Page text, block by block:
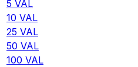
5 VAL
10 VAL
25 VAL
50 VAL
100 VAL